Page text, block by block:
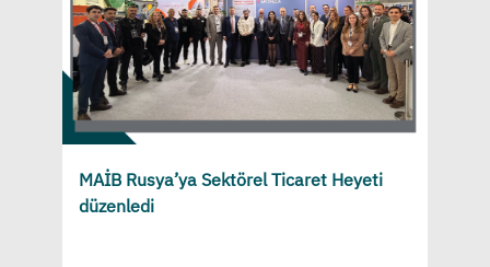
MAİB Rusya’ya Sektörel Ticaret Heyeti
düzenledi